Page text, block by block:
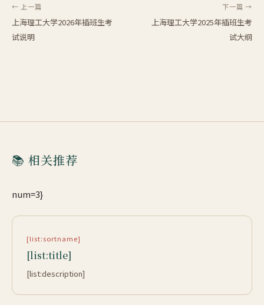
← 上一篇
上海理工大学2026年插班生考
试说明
下一篇 →
上海理工大学2025年插班生考
试大纲
📚 相关推荐
num=3}
[list:sortname]
[list:title]
[list:description]